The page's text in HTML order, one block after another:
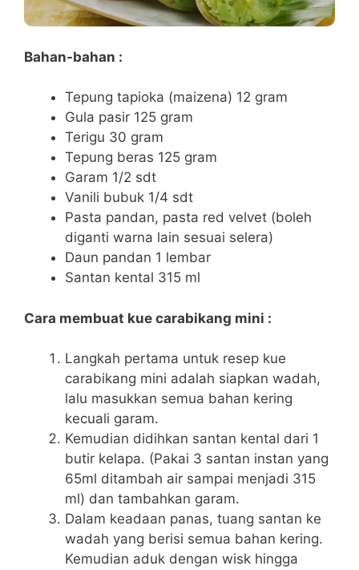
Bahan-bahan :
Tepung tapioka (maizena) 12 gram
Gula pasir 125 gram
Terigu 30 gram
Tepung beras 125 gram
Garam 1/2 sdt
Vanili bubuk 1/4 sdt
Pasta pandan, pasta red velvet (boleh
diganti warna lain sesuai selera)
Daun pandan 1 lembar
Santan kental 315 ml
Cara membuat kue carabikang mini :
Langkah pertama untuk resep kue
carabikang mini adalah siapkan wadah,
lalu masukkan semua bahan kering
kecuali garam.
Kemudian didihkan santan kental dari 1
butir kelapa. (Pakai 3 santan instan yang
65ml ditambah air sampai menjadi 315
ml) dan tambahkan garam.
Dalam keadaan panas, tuang santan ke
wadah yang berisi semua bahan kering.
Kemudian aduk dengan wisk hingga